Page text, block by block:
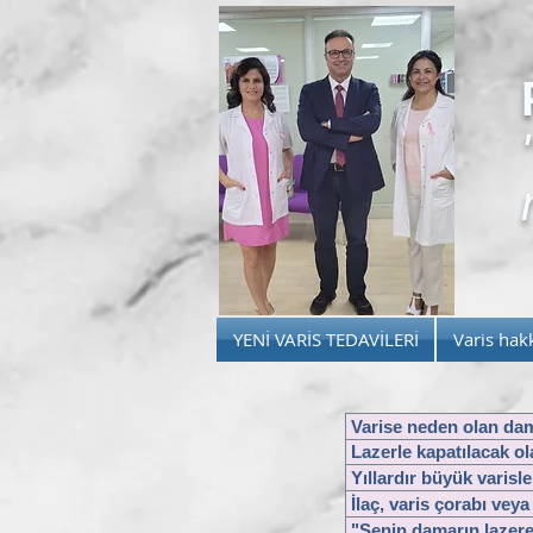
YENİ VARİS TEDAVİLERİ Varis
Yıllardır büyük
İlaç, varis çorabı
Lazerle kapatılacak
Varise neden olan